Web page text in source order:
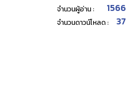
จำนวนผู้อ่าน : 1566
จำนวนดาวน์โหลด :
37